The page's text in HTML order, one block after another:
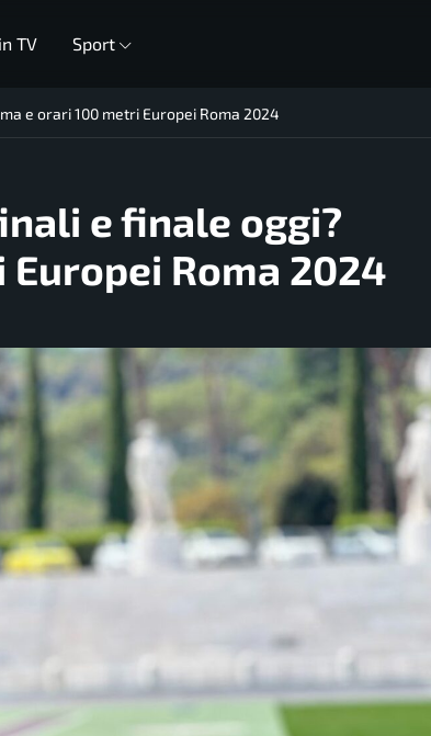
TV Sport
e orari 100 metri Europei Roma 2024
e finale oggi?
Roma 2024